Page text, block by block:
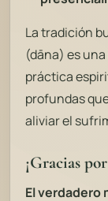
La tradición
(dāna) es
práctica
profundas
aliviar el
¡Gracias
El verdadero